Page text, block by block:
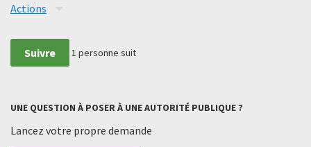
Actions
Suivre 1 personne suit
UNE QUESTION À POSER À UNE AUTORITÉ PUBLIQUE ?
Lancez votre propre demande